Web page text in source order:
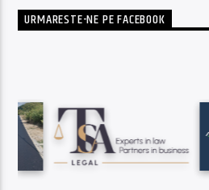
URMARESTE-NE PE FACEBOOK